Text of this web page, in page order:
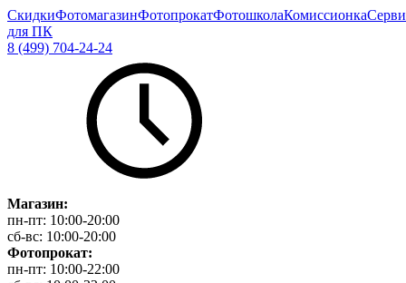
СкидкиФотомагазинФотопрокатФотошколаКомиссионка
для ПК
8 (499) 704-24-24
Магазин:
пн-пт: 10:00-20:00
сб-вс: 10:00-20:00
Фотопрокат:
пн-пт: 10:00-22:00